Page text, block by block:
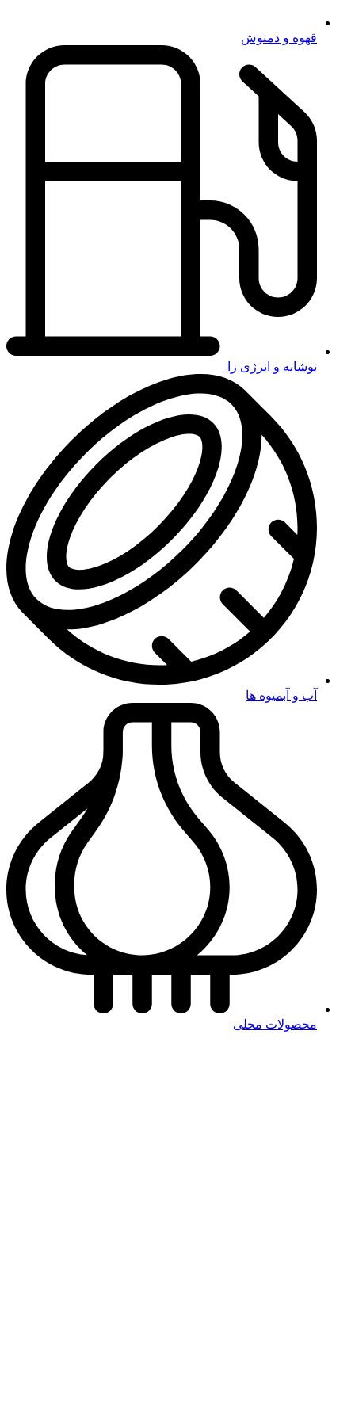
قهوه و دمنوش
نوشابه و انرژی زا
آب و آبمیوه ها
محصولات محلی